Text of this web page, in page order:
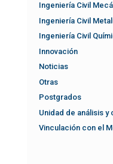
Ingeniería Civil
Ingeniería Civil
Ingeniería Civil
Innovación
Noticias
Otras
Postgrados
Unidad de análisis y
Vinculación con el